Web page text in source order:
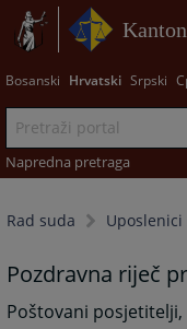
Bosanski Hrvatski Srpski
Napredna pretraga
Rad suda Uposlenici
Pozdravna riječ
Poštovani posjetitelji,